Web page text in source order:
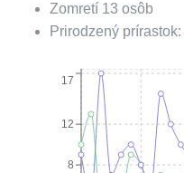
Zomretí 13 osôb
Prirodzený prírastok:
8
12
17